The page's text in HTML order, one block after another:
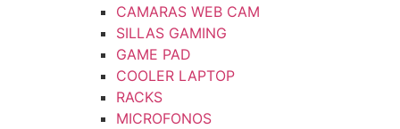
CAMARAS WEB CAM
SILLAS GAMING
GAME PAD
COOLER LAPTOP
RACKS
MICROFONOS